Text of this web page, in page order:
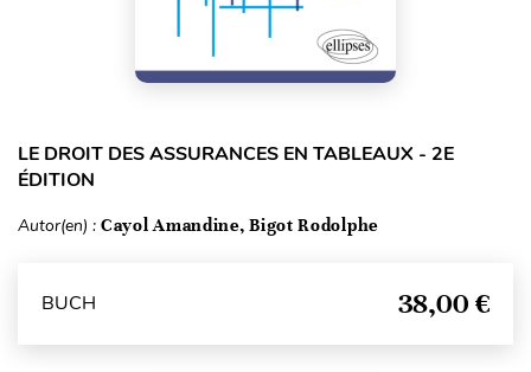
LE DROIT DES ASSURANCES EN TABLEAUX - 2E
ÉDITION
Autor(en) : Cayol Amandine, Bigot Rodolphe
BUCH 38,00 €